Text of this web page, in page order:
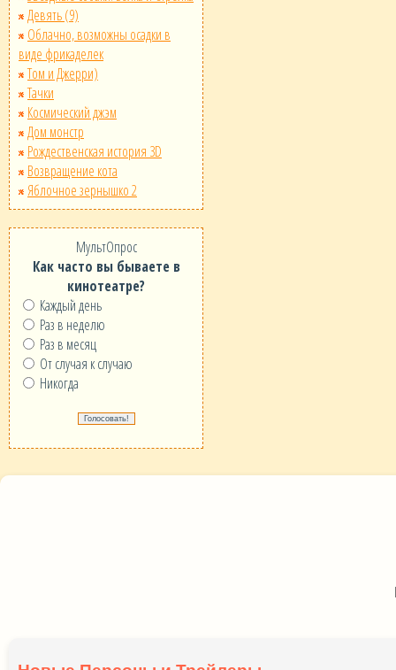
Девять (9)
Облачно, возможны осадки в
виде фрикаделек
Том и Джерри)
Тачки
Космический джэм
Дом монстр
Рождественская история 3D
Возвращение кота
Яблочное зернышко 2
МультОпрос
Как часто вы бываете в
кинотеатре?
Каждый день
Раз в неделю
Раз в месяц
От случая к случаю
Никогда